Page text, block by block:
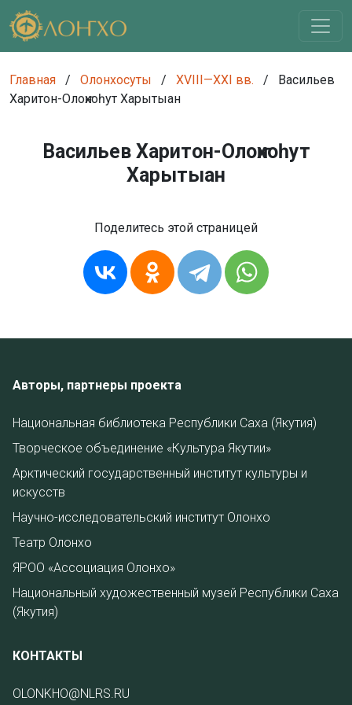
Главная / Олонхосуты / XVIII—XXI вв. /
Васильев
Харитон-Олоҥхоһут Харытыан
Васильев Харитон-Олоҥхоһут
Харытыан
Поделитесь этой страницей
Авторы, партнеры проекта
Национальная библиотека Республики Саха (Якутия)
Творческое объединение «Культура Якутии»
Арктический государственный институт культуры и
искусств
Научно-исследовательский институт Олонхо
Театр Олонхо
ЯРОО «Ассоциация Олонхо»
Национальный художественный музей Республики Саха
(Якутия)
КОНТАКТЫ
OLONKHO@NLRS.RU